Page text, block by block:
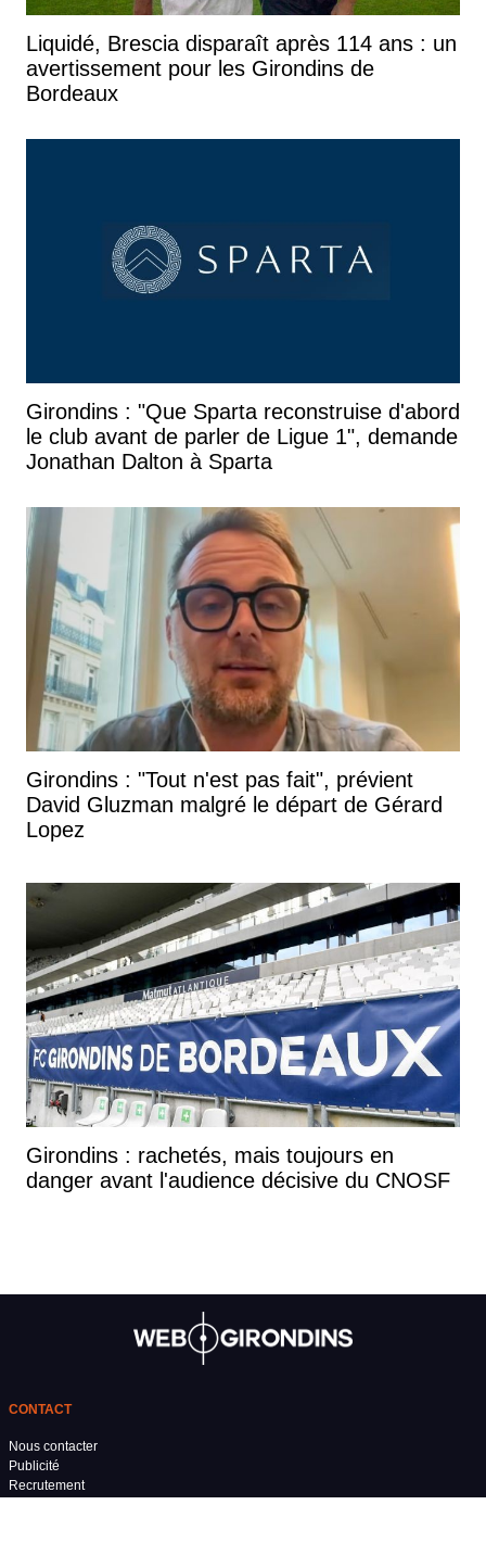
Liquidé, Brescia disparaît après 114 ans : un
avertissement pour les Girondins de
Bordeaux
Girondins : "Que Sparta reconstruise d'abord
le club avant de parler de Ligue 1", demande
Jonathan Dalton à Sparta
Girondins : "Tout n'est pas fait", prévient
David Gluzman malgré le départ de Gérard
Lopez
Girondins : rachetés, mais toujours en
danger avant l'audience décisive du CNOSF
CONTACT
Nous contacter
Publicité
Recrutement